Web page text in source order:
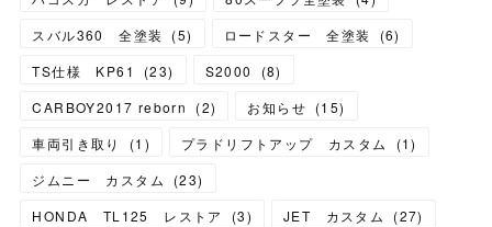
スバル360 全塗装
(5) ロードスター 全塗装 (6)
TS仕様 KP61
(23) S2000 (8)
CARBOY2017 reborn
(2) お知らせ (15)
車両引き取り
(1 ) プラドリフトアップ カスタム (1)
ジムニー カスタム
(23)
HONDA TL125 レストア
(3) JET カスタム (27)